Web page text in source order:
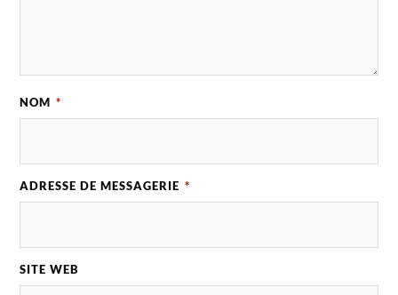
NOM *
ADRESSE DE MESSAGERIE *
SITE WEB